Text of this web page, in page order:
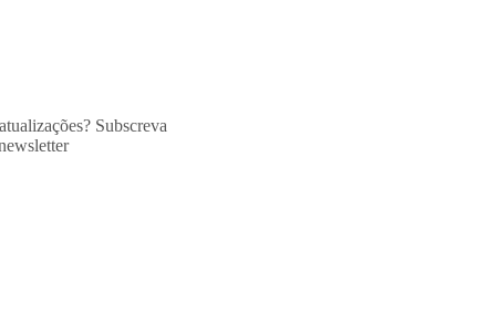
Subscreva